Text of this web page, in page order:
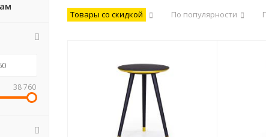
Товары со скидкой По популярности
38 760